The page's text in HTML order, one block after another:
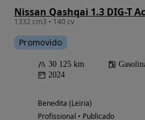
Nissan Qashqai 1.3 DIG-T
1332 cm3 • 140 cv
Promovido
30 125 km
2024
Benedita (Leiria)
Profissional • Publicado